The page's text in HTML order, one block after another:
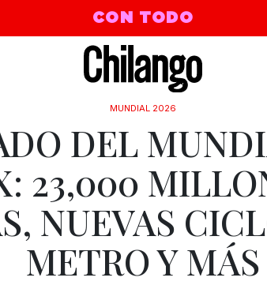
CON TODO
MUNDIAL 2026
DEL
23,000
NUEVAS
METRO Y MÁS